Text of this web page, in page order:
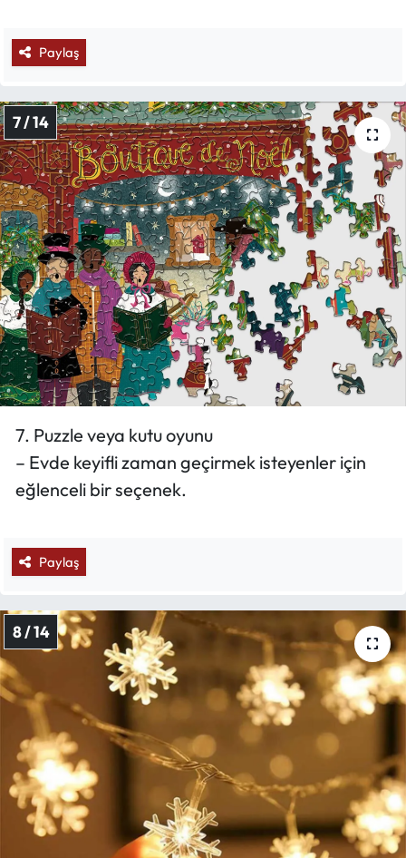
Paylaş
7 / 14
7. Puzzle veya kutu oyunu
– Evde keyifli zaman geçirmek isteyenler için
eğlenceli bir seçenek.
Paylaş
8 / 14